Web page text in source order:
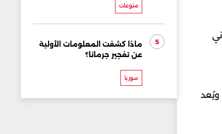
ويُعد
منوعات
5
ماذا كشفت المعلومات الأولية
عن تفجير جرمانا؟
سوريا